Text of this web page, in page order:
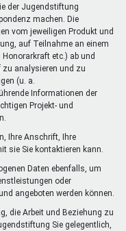
der Jugendstiftung
machen. Die
vom jeweiligen Produkt und
auf Teilnahme an einem
etc.) ab und
zu analysieren und zu
(u. a.
Informationen der
Projekt- und
Ihre Anschrift, Ihre
sie Sie kontaktieren kann.
Daten ebenfalls, um
oder
angeboten werden können.
die Arbeit und Beziehung zu
Sie gelegentlich,